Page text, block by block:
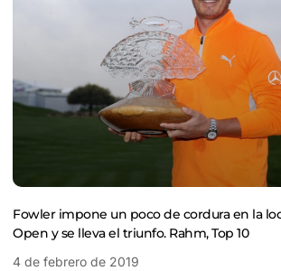
Fowler impone un poco de cordura en la
Open y se lleva el triunfo. Rahm, Top 10
4 de febrero de 2019